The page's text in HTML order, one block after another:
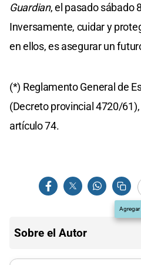
Guardian, el pasado sábado
Inversamente, cuidar y
en ellos, es asegurar un
(*) Reglamento General de
(Decreto provincial 4720/
artículo 74.
Agregar
Sobre el Autor